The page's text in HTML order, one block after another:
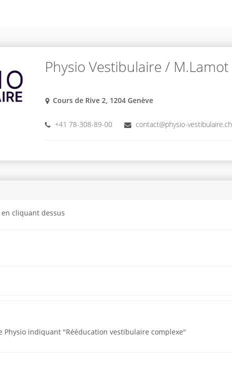
Physio Vestibulaire / M.Lamot
Cours de Rive 2, 1204 Genève
+41 78-308-89-00 contact@physio-vestibulaire.ch
cliquant dessus
Physio indiquant "Rééducation vestibulaire complexe"